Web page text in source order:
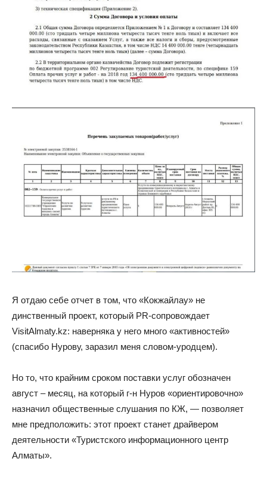
Я отдаю себе отчет в том, что «Кокжайлау» не
динственный проект, который PR-сопровождает
VisitAlmaty.kz: наверняка у него много «активностей»
(спасибо Нурову, заразил меня словом-уродцем).
Но то, что крайним сроком поставки услуг обозначен
август – месяц, на который г-н Нуров «ориентировочно»
назначил общественные слушания по КЖ, — позволяет
мне предположить: этот проект станет драйвером
деятельности «Туристского информационного центр
Алматы».